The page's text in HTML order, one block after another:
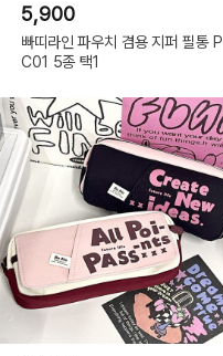
5,900
빠띠라인 파우치 겸용 지퍼 필통 P
C01 5종 택1